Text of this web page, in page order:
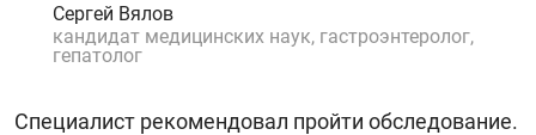
Сергей Вялов
кандидат медицинских наук, гастроэнтеролог,
гепатолог
Специалист рекомендовал пройти обследование.